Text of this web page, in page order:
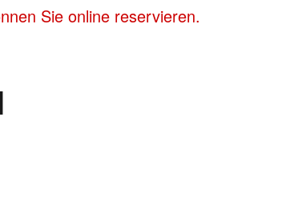
Sie online reservieren.